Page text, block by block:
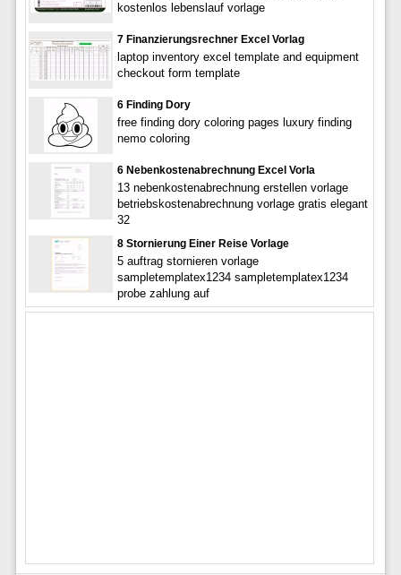
kostenlos lebenslauf vorlage
7 Finanzierungsrechner Excel Vorlag
laptop inventory excel template and equipment
checkout form template
6 Finding Dory
free finding dory coloring pages luxury finding
nemo coloring
6 Nebenkostenabrechnung Excel Vorla
13 nebenkostenabrechnung erstellen vorlage
betriebskostenabrechnung vorlage gratis elegant
32
8 Stornierung Einer Reise Vorlage
5 auftrag stornieren vorlage
sampletemplatex1234 sampletemplatex1234
probe zahlung auf